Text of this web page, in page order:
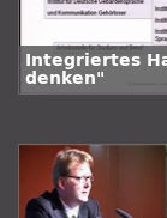
Integriertes
denken"